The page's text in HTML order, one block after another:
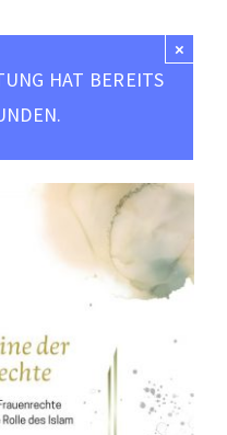
HAT BEREITS
×